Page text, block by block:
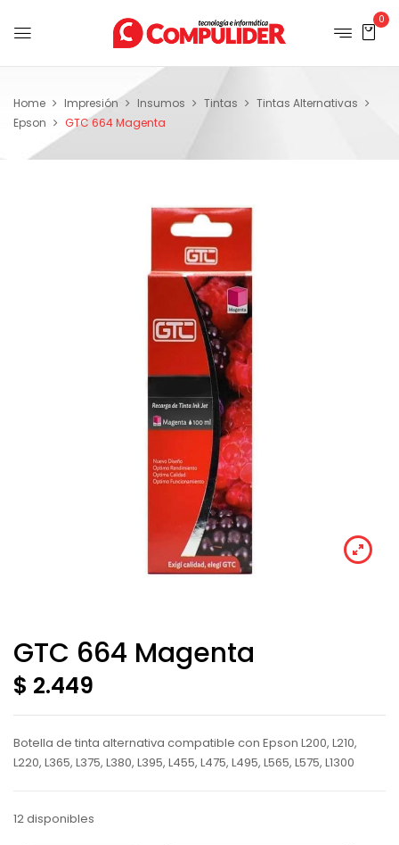
0
Home Impresión Insumos Tintas
Tintas Alternativas
Epson
GTC 664 Magenta
GTC 664 Magenta
$ 2.449
Botella de tinta alternativa compatible con Epson L200, L210,
L220, L365, L375, L380, L395, L455, L475, L495, L565, L575, L1300
12 disponibles